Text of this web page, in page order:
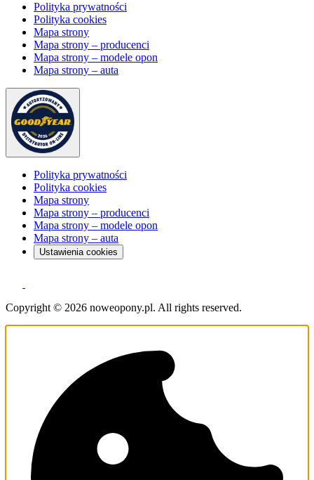
Polityka prywatności
Polityka cookies
Mapa strony
Mapa strony – producenci
Mapa strony – modele opon
Mapa strony – auta
Polityka prywatności
Polityka cookies
Mapa strony
Mapa strony – producenci
Mapa strony – modele opon
Mapa strony – auta
Ustawienia cookies
Copyright © 2026 noweopony.pl. All rights reserved.